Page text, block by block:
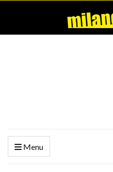
Menu